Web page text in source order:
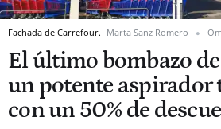
Fachada de Carrefour. Marta Sanz Romero
El último bombazo
un potente aspirador
con un 50% de